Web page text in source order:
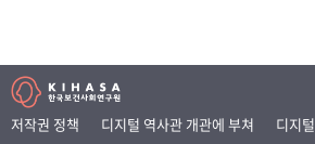
저작권 정책 디지털 역사관 개관에 부쳐
디지